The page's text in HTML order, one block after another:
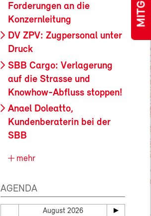
Forderungen an die
Konzernleitung
DV ZPV: Zugpersonal unter
Druck
SBB Cargo: Verlagerung
auf die Strasse und
Knowhow-Abfluss stoppen!
Anael Doleatto,
Kundenberaterin bei der
SBB
mehr
AGENDA
August 2026